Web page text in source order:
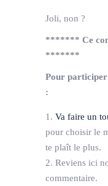
Joli, non ?
******* Ce
*******
Pour participer
:
Va faire un
pour choisir le
te plaît le plus.
Reviens ici
commentaire.